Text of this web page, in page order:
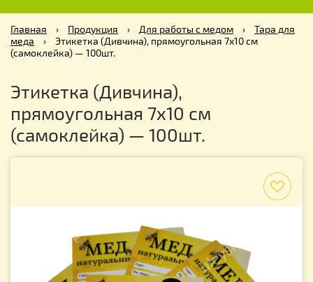
Главная › Продукция › Для работы с медом ›
Тара для
меда
›
Этикетка (Дивчина), прямоугольная 7х10 см
(самоклейка) — 100шт.
Этикетка (Дивчина),
прямоугольная 7х10 см
(самоклейка) — 100шт.